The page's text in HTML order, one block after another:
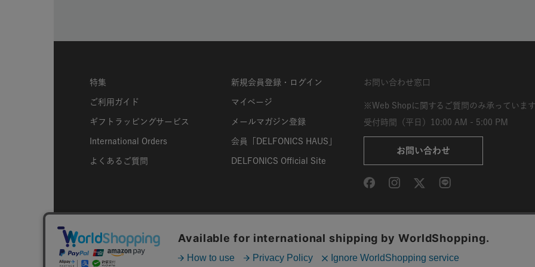
特集
ご利用ガイド
ギフトラッピングサービス
International Orders
よくあるご質問
新規会員登録・ログイン
マイページ
メールマガジン登録
会員「DELFONICS HAUS」
DELFONICS Official Site
お問い合わせ窓口
※Web Shopに関するご質問のみ承っていま
受付時間（平日）10:00 AM - 5:00 PM
お問い合わせ